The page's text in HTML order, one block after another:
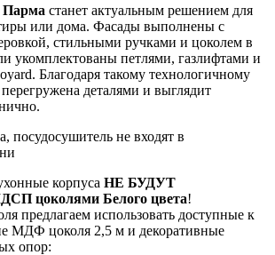
Парма станет актуальным решением для
или дома. Фасады выполнены с
стильными ручками и цоколем в
укомплектованы петлями, газлифтами и
Благодаря такому технологичному
деталями и выглядит
посудосушитель не входят в
корпуса НЕ БУДУТ
цоколями Белого цвета!
предлагаем использовать доступные к
МДФ цоколя 2,5 м и декоративные
опор: